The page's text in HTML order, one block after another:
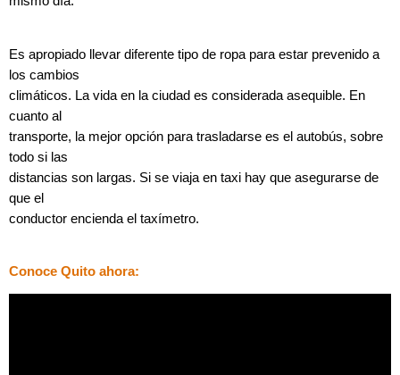
Es apropiado llevar diferente tipo de ropa para estar prevenido a
los cambios
climáticos. La vida en la ciudad es considerada asequible. En
cuanto al
transporte, la mejor opción para trasladarse es el autobús, sobre
todo si las
distancias son largas. Si se viaja en taxi hay que asegurarse de
que el
conductor encienda el taxímetro.
Conoce Quito ahora: